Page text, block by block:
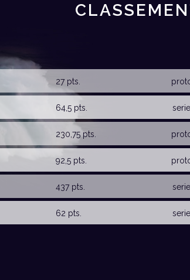
27 pts.
64,5 pts. serie
230,75 pts.
92,5 pts.
437 pts. serie
62 pts. serie